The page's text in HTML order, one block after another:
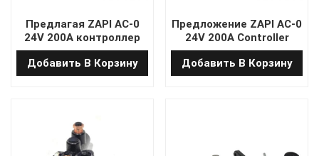
Предлагая ZAPI AC-0
24V 200A контроллер
переменного тока для
Heli Pallet Truck CBD20-
460 с программой
Добавить В Корзину
Предложение ZAPI AC-0
24V 200A Controller
Motor Controller для EP-
литий-батарея с
помощью программы
Добавить В Корзину